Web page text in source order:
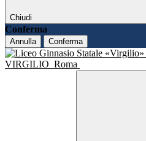
Chiudi
Conferma
Annulla Conferma
VIRGILIO Roma